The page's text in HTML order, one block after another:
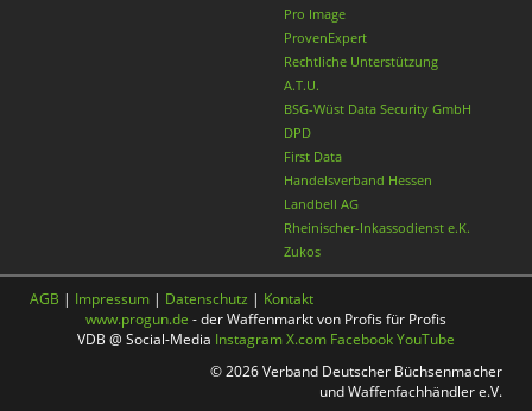
Pro Image
ProvenExpert
Rechtliche Unterstützung
A.T.U.
BSG-Wüst Data Security GmbH
DPD
First Data
Handelsverband Hessen
Landbell AG
Rheinischer-Inkassodienst e.K.
Zukos
AGB | Impressum | Datenschutz | Kontakt
www.progun.de - der Waffenmarkt von Profis für Profis
VDB @ Social-Media InstagramX.com FacebookYouTube
© 2026 Verband Deutscher Büchsenmacher
und Waffenfachhändler e.V.